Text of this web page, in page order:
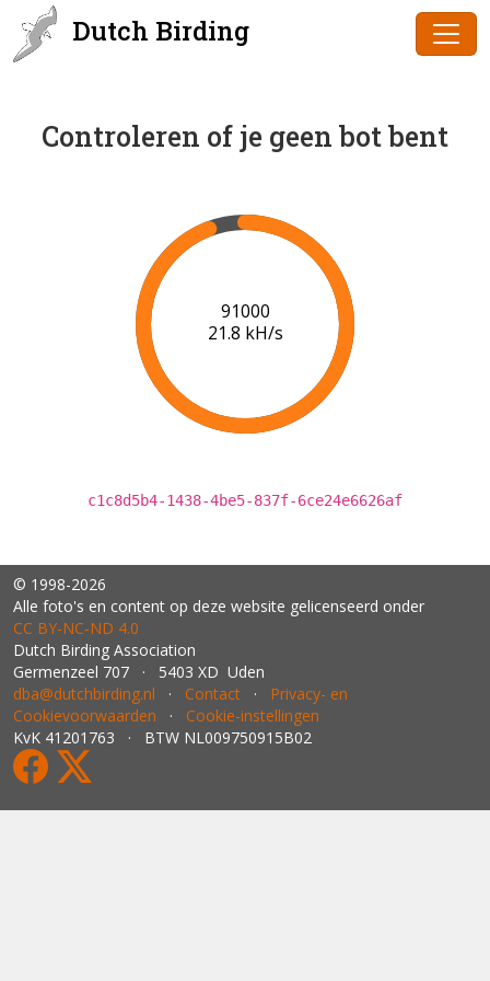
Dutch Birding
Controleren of je geen bot bent
91000
21.8 kH/s
c1c8d5b4-1438-4be5-837f-6ce24e6626af
© 1998-2026
Alle foto's en content op deze website gelicenseerd onder
CC BY‑NC‑ND 4.0
Dutch Birding Association
Germenzeel 707 · 5403 XD Uden
dba@dutchbirding.nl · Contact · Privacy- en
Cookievoorwaarden · Cookie-instellingen
KvK 41201763 · BTW NL009750915B02